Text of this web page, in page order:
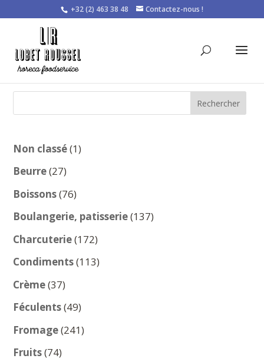
+32 (2) 463 38 48 Contactez-nous !
Rechercher
Non classé 11
Beurre 2727
produits
Boissons 7676
produits
Boulangerie, patisserie 137137
Charcuterie 172172
produits
Condiments 113113
Crème 3737
produits
Féculents 4949
produits
Fromage 241241
Fruits 7474